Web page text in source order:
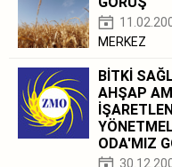
MERKEZ
BİTKİ
AHŞAP
ODA'MIZ